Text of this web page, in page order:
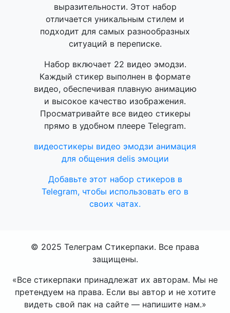
выразительности. Этот набор
отличается уникальным стилем и
подходит для самых разнообразных
ситуаций в переписке.
Набор включает 22 видео эмодзи.
Каждый стикер выполнен в формате
видео, обеспечивая плавную анимацию
и высокое качество изображения.
Просматривайте все видео стикеры
прямо в удобном плеере Telegram.
видеостикеры видео эмодзи анимация
для общения delis эмоции
Добавьте этот набор стикеров в
Telegram, чтобы использовать его в
своих чатах.
© 2025 Телеграм Стикерпаки. Все права
защищены.
«Все стикерпаки принадлежат их авторам. Мы не
претендуем на права. Если вы автор и не хотите
видеть свой пак на сайте — напишите нам.»